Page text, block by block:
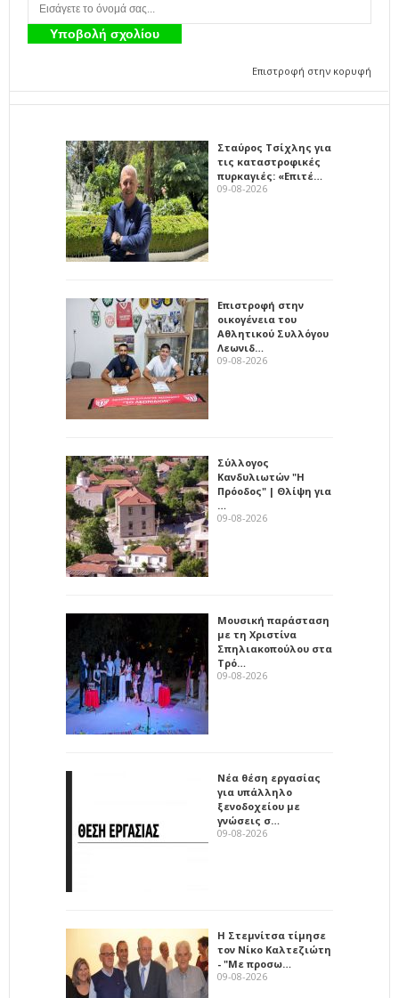
Επιστροφή στην κορυφή
Σταύρος Τσίχλης για
τις καταστροφικές
πυρκαγιές: «Επιτέ…
09-08-2026
Επιστροφή στην
οικογένεια του
Αθλητικού Συλλόγου
Λεωνιδ…
09-08-2026
Σύλλογος
Κανδυλιωτών "Η
Πρόοδος" | Θλίψη για
…
09-08-2026
Μουσική παράσταση
με τη Χριστίνα
Σπηλιακοπούλου στα
Τρό…
09-08-2026
Νέα θέση εργασίας
για υπάλληλο
ξενοδοχείου με
γνώσεις σ…
09-08-2026
Η Στεμνίτσα τίμησε
τον Νίκο Καλτεζιώτη
- "Με προσω…
09-08-2026